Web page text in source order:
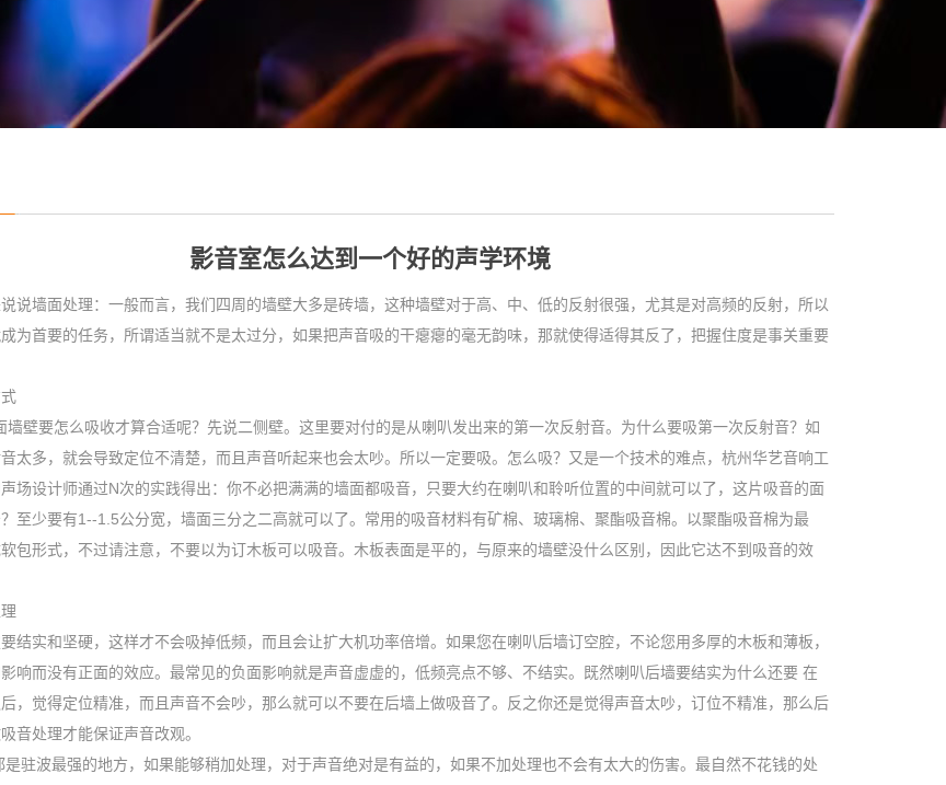
影音室怎么达到一个好的声学环境
说墙面处理：一般而言，我们四周的墙壁大多是砖墙，这种墙壁对于高、中、低的反射很强，尤其是对高频的反射，所以
为首要的任务，所谓适当就不是太过分，如果把声音吸的干瘪瘪的毫无韵味，那就使得适得其反了，把握住度是事关重要
壁要怎么吸收才算合适呢？先说二侧壁。这里要对付的是从喇叭发出来的第一次反射音。为什么要吸第一次反射音？如
太多，就会导致定位不清楚，而且声音听起来也会太吵。所以一定要吸。怎么吸？又是一个技术的难点，杭州华艺音响工
场设计师通过N次的实践得出：你不必把满满的墙面都吸音，只要大约在喇叭和聆听位置的中间就可以了，这片吸音的面
至少要有1--1.5公分宽，墙面三分之二高就可以了。常用的吸音材料有矿棉、玻璃棉、聚酯吸音棉。以聚酯吸音棉为最
包形式，不过请注意，不要以为订木板可以吸音。木板表面是平的，与原来的墙壁没什么区别，因此它达不到吸音的效
结实和坚硬，这样才不会吸掉低频，而且会让扩大机功率倍增。如果您在喇叭后墙订空腔，不论您用多厚的木板和薄板，
响而没有正面的效应。最常见的负面影响就是声音虚虚的，低频亮点不够、不结实。既然喇叭后墙要结实为什么还要 在
，觉得定位精准，而且声音不会吵，那么就可以不要在后墙上做吸音了。反之你还是觉得声音太吵，订位不精准，那么后
音处理才能保证声音改观。
是驻波最强的地方，如果能够稍加处理，对于声音绝对是有益的，如果不加处理也不会有太大的伤害。最自然不花钱的处